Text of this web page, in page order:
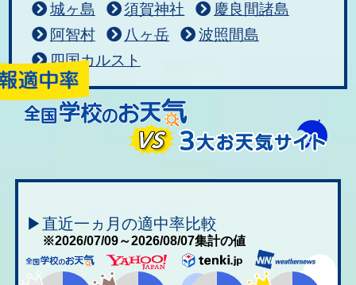
城ヶ島
須賀神社
慶良間諸島
阿智村
八ヶ岳
波照間島
四国カルスト
▶直近一ヵ月の適中率比較
※2026/07/09～2026/08/07集計の値